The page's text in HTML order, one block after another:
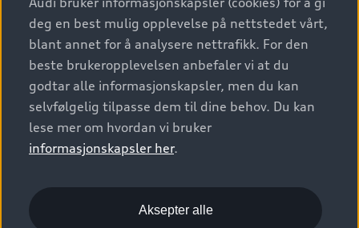
SUV
Stasjonsvogn
Sportback
S/RS
Konseptbiler og prototyper
Biler på lager
Finn forhandler
Bestill prøvekjøring
Kontakt forhandler
Bilgarantier
Behold nybilfølelsen
Audi Originalt tilbehør
Verkstedtjenester
Digitale tjenester
Audi digitale tjenester
Audi connect
Functions on demand
Kom i gang med myAudi
Audi Norge
Kundeservice
Audi Driving Experience
© 2026 AUDI NORGE. All Rights Reserved.
Imprint
deg en best mulig opplevelse på nettstedet vårt,
blant annet for å analysere nettrafikk. For den
beste brukeropplevelsen anbefaler vi at du
godtar alle informasjonskapsler, men du kan
selvfølgelig tilpasse dem til dine behov. Du kan
lese mer om hvordan vi bruker
informasjonskapsler her.
Aksepter alle